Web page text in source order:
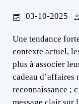
03-10-2025
Une tendance
contexte actuel,
plus à associer
cadeau d’affaires
reconnaissance ;